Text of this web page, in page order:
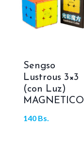
Sengso
Lustrous 3×3
(con Luz)
MAGNETICO
140 Bs.